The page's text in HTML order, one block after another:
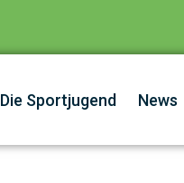
Die Sportjugend News